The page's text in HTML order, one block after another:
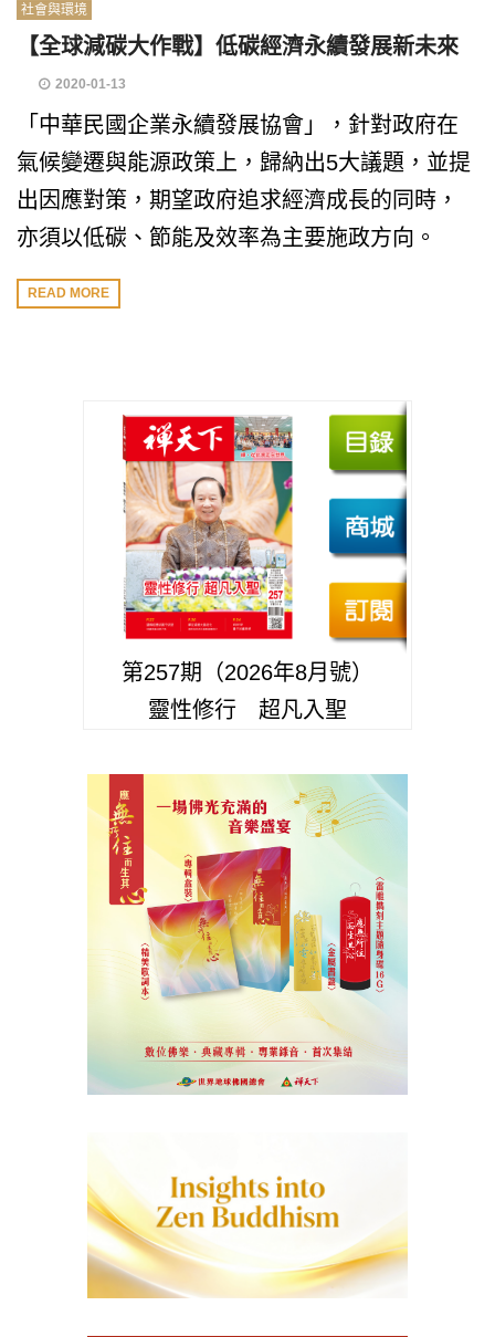
社會與環境
【全球減碳大作戰】低碳經濟永續發展新未來
2020-01-13
「中華民國企業永續發展協會」，針對政府在
氣候變遷與能源政策上，歸納出5大議題，並提
出因應對策，期望政府追求經濟成長的同時，
亦須以低碳、節能及效率為主要施政方向。
READ MORE
第257期（2026年8月號）
靈性修行 超凡入聖